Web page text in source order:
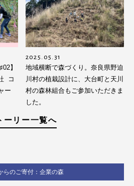
】
コ
ー
2025.05.31
地域横断で森づくり。奈良県野迫
川村の植栽設計に、大台町と天川
村の森林組合もご参加いただきま
した。
ーリー一覧へ
らのご寄付：企業の森